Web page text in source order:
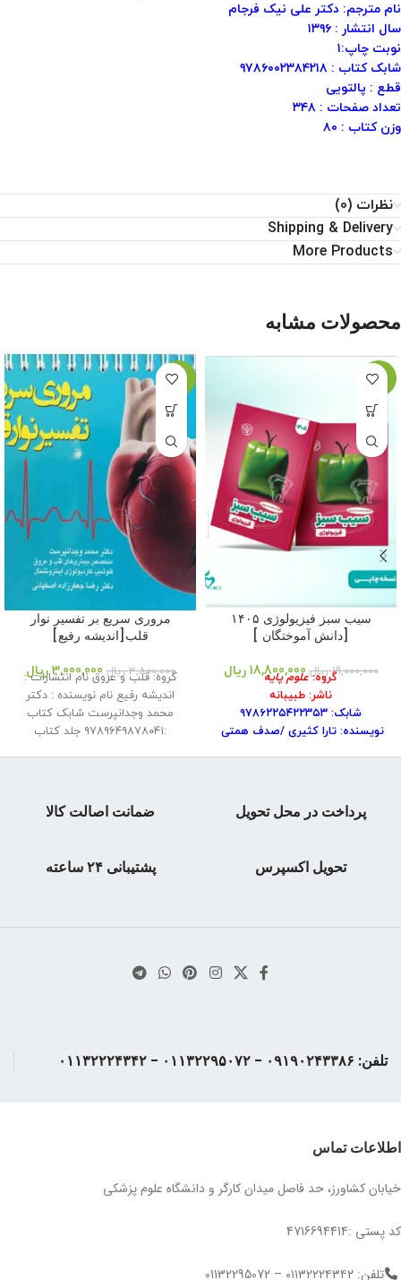
نام مترجم: دکتر علی نیک فرجام
سال انتشار : ۱۳۹۶
نوبت چاپ:۱
شابک کتاب : ۹۷۸۶۰۰۲۳۸۴۲۱۸
قطع : پالتویی
تعداد صفحات : ۳۴۸
وزن کتاب : ۸۰
نظرات (0)
Shipping & Delivery
More Products
محصولات مشابه
-1%
سیب سبز فیزیولوژی ۱۴۰۵
[دانش آموختگان ]
19,000,000 ریال 18,800,000 ریال گروه:علوم پایه
ناشر: طبیبانه
شابک: ۹۷۸۶۲۲۵۴۲۲۳۵۳
نویسنده: تارا کثیری /صدف همتی
نوبت چاپ: ۱
-21%
مروری سریع بر تفسیر نوار
قلب[اندیشه رفیع]
3,800,000 ریال 3,000,000 ریال
گروه: قلب و عروق نام انتشارات :
اندیشه رفیع نام نویسنده : دکتر
محمد وجدانپرست شابک کتاب
:۹۷۸۹۶۴۹۸۷۸۰۴۱ جلد کتاب
ضمانت اصالت کالا پرداخت در محل تحویل
پشتیبانی ۲۴ ساعته تحویل اکسپرس
تلفن: ۰۹۱۹۰۲۴۳۳۸۶ - ۰۱۱۳۲۲۹۵۰۷۲ - ۰۱۱۳۲۲۲۴۳۴۲
اطلاعات تماس
خیابان کشاورز، حد فاصل میدان کارگر و دانشگاه علوم پزشکی
کد پستی :4716694414
تلفن: ۰۱۱۳۲۲۲۴۳۴۲ – 01132295072